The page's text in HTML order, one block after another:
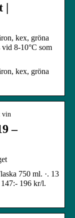
|
kex, gröna
vid 8-10°C som
kex, gröna
vin
–
750 ml. ·. 13
196 kr/l.